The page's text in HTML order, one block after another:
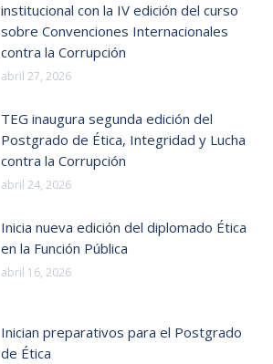
institucional con la IV edición del curso
sobre Convenciones Internacionales
contra la Corrupción
abril 27, 2026
TEG inaugura segunda edición del
Postgrado de Ética, Integridad y Lucha
contra la Corrupción
abril 24, 2026
Inicia nueva edición del diplomado Ética
en la Función Pública
abril 16, 2026
Inician preparativos para el Postgrado
de Ética